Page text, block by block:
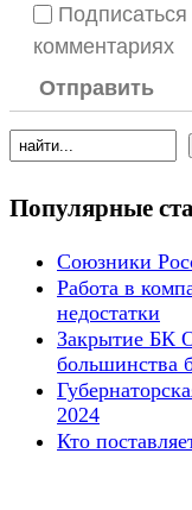
комментариях
Отправить
Популярные
Союзники
Работа в
недостатки
Закрытие БК
большинства
2024
Кто